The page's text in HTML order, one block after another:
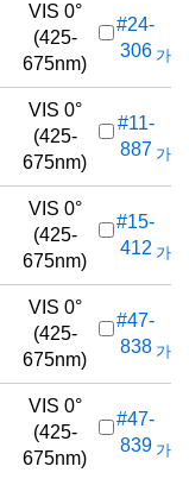
VIS 0°
(425-
675nm)
#24-
306 가
VIS 0°
(425-
675nm)
#11-
887 가
VIS 0°
(425-
675nm)
#15-
412 가
VIS 0°
(425-
675nm)
#47-
838 가
VIS 0°
(425-
675nm)
#47-
839 가